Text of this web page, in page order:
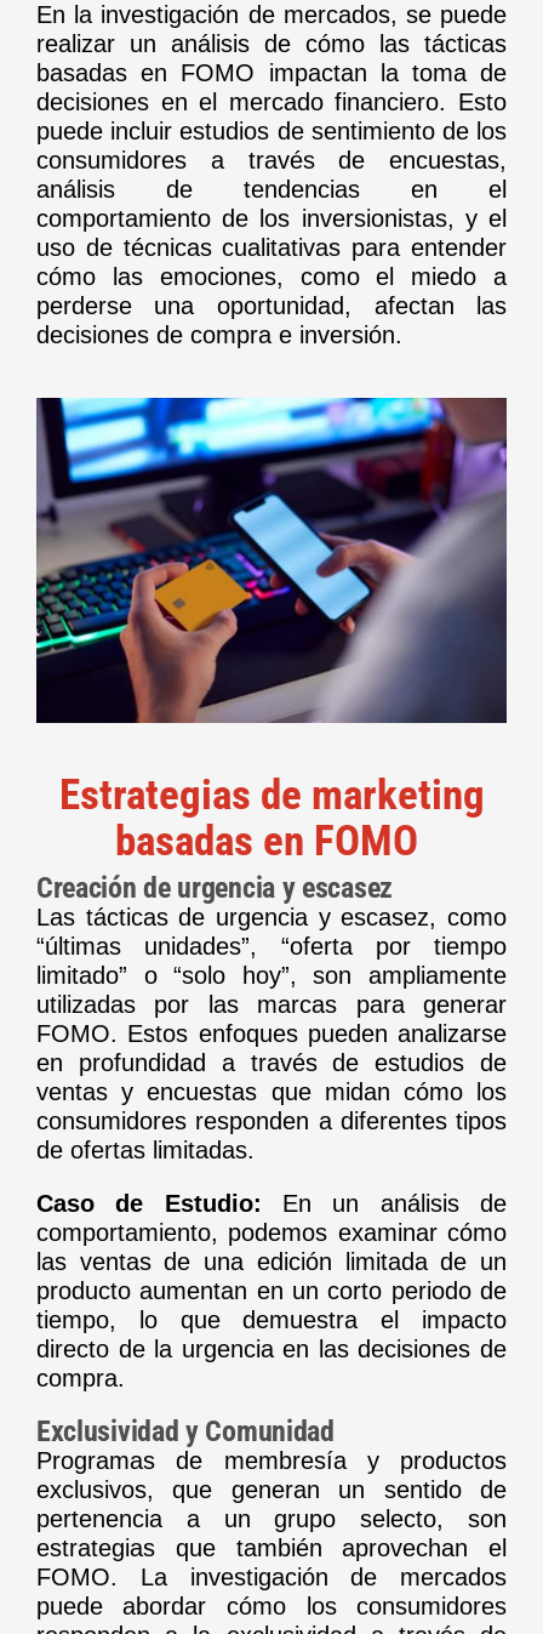
En la investigación de mercados, se puede
realizar un análisis de cómo las tácticas
basadas en FOMO impactan la toma de
decisiones en el mercado financiero. Esto
puede incluir estudios de sentimiento de los
consumidores a través de encuestas,
análisis de tendencias en el
comportamiento de los inversionistas, y el
uso de técnicas cualitativas para entender
cómo las emociones, como el miedo a
perderse una oportunidad, afectan las
decisiones de compra e inversión.
Estrategias de marketing
basadas en FOMO
Creación de urgencia y escasez
Las tácticas de urgencia y escasez, como
“últimas unidades”, “oferta por tiempo
limitado” o “solo hoy”, son ampliamente
utilizadas por las marcas para generar
FOMO. Estos enfoques pueden analizarse
en profundidad a través de estudios de
ventas y encuestas que midan cómo los
consumidores responden a diferentes tipos
de ofertas limitadas.
Caso de Estudio: En un análisis de
comportamiento, podemos examinar cómo
las ventas de una edición limitada de un
producto aumentan en un corto periodo de
tiempo, lo que demuestra el impacto
directo de la urgencia en las decisiones de
compra.
Exclusividad y Comunidad
Programas de membresía y productos
exclusivos, que generan un sentido de
pertenencia a un grupo selecto, son
estrategias que también aprovechan el
FOMO. La investigación de mercados
puede abordar cómo los consumidores